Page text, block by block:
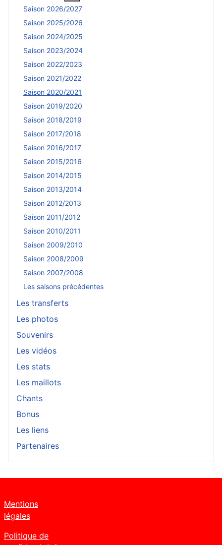
Saison 2026/2027
Saison 2025/2026
Saison 2024/2025
Saison 2023/2024
Saison 2022/2023
Saison 2021/2022
Saison 2020/2021
Saison 2019/2020
Saison 2018/2019
Saison 2017/2018
Saison 2016/2017
Saison 2015/2016
Saison 2014/2015
Saison 2013/2014
Saison 2012/2013
Saison 2011/2012
Saison 2010/2011
Saison 2009/2010
Saison 2008/2009
Saison 2007/2008
Les saisons précédentes
Les transferts
Les photos
Souvenirs
Les vidéos
Les stats
Les maillots
Chants
Bonus
Les liens
Partenaires
Mentions
légales
Politique de